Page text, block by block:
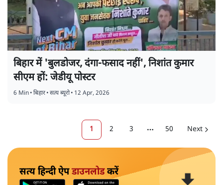
बिहार में 'बुलडोजर, दंगा-फसाद नहीं', निशांत कुमार
सीएम हों: जेडीयू पोस्टर
6 Min•बिहार•सत्य ब्यूरो• 12 Apr, 2026
1 2 3 More pages
50 Next
सत्य हिन्दी ऐपडाउनलोडकरें